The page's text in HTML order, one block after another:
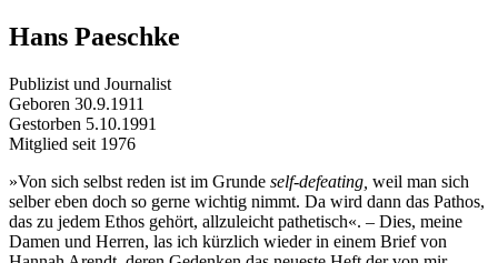
Hans Paeschke
Publizist und Journalist
Geboren 30.9.1911
Gestorben 5.10.1991
Mitglied seit 1976
»Von sich selbst reden ist im Grunde self-defeating, weil man sich
selber eben doch so gerne wichtig nimmt. Da wird dann das Pathos,
das zu jedem Ethos gehört, allzuleicht pathetisch«. – Dies, meine
Damen und Herren, las ich kürzlich wieder in einem Brief von